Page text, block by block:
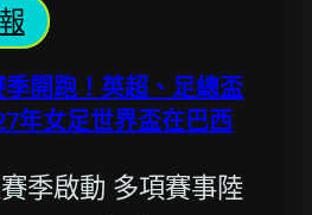
開跑！英超、足總盃
年女足世界盃在巴西
季啟動 多項賽事陸